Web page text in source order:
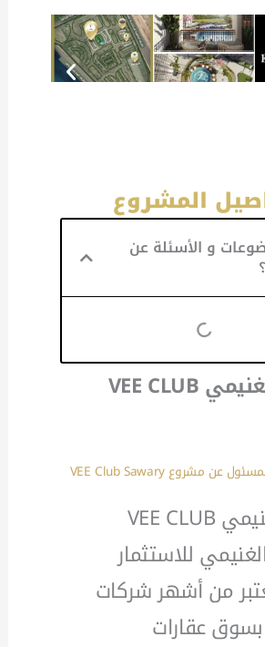
المشروع
و الأسئلة عن
صواري الغنيمي VEE CLUB
من هو المطور المسئول عن مشروع VEE Club Sawary
صواري الغنيمي VEE CLUB
SAWARY الغنيمي للاستثمار
من أشهر شركات
بسوق عقارات